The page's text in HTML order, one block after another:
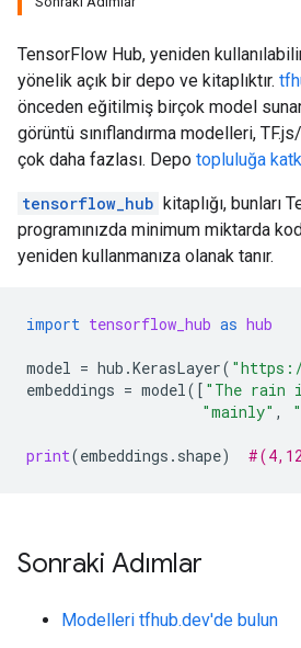
TensorFlow Hub, yeniden
yönelik açık bir depo ve kitaplıktır.
önceden eğitilmiş birçok model
görüntü sınıflandırma modelleri,
çok daha fazlası. Depo topluluğa
tensorflow_hub kitaplığı, bunları
programınızda minimum miktarda
yeniden kullanmanıza olanak tanır.
import tensorflow_hub as hub
model = hub .KerasLayer(
embeddings = model([ "The rain
"mainly" ,
print(embeddings . shape)
Sonraki Adımlar
Modelleri tfhub.dev'de bulun